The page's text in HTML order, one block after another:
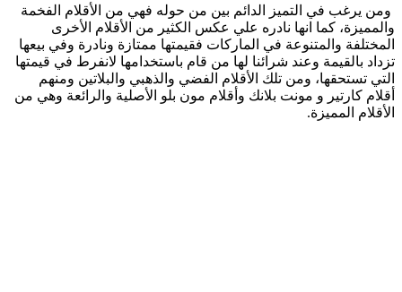
ومن يرغب في التميز الدائم بين من حوله فهي من الأقلام الفخمة
والمميزة، كما انها نادره علي عكس الكثير من الأقلام الأخرى
المختلفة والمتنوعة في الماركات فقيمتها ممتازة ونادرة وفي بيعها
تزداد بالقيمة وعند شرائنا لها من قام باستخدامها لانفرط في قيمتها
التي تستحقها، ومن تلك الأقلام الفضي والذهبي والبلاتين ومنهم
أقلام كارتير و مونت بلانك وأقلام مون بلو الأصلية والرائعة وهي من
الأقلام المميزة.